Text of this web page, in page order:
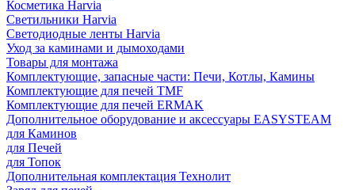
Косметика Harvia
Светильники Harvia
Светодиодные ленты Harvia
Уход за каминами и дымоходами
Товары для монтажа
Комплектующие, запасные части: Печи, Котлы, Камины
Комплектующие для печей TMF
Комплектующие для печей ERMAK
Дополнительное оборудование и аксессуары EASYSTEAM
для Каминов
для Печей
для Топок
Дополнительная комплектация Технолит